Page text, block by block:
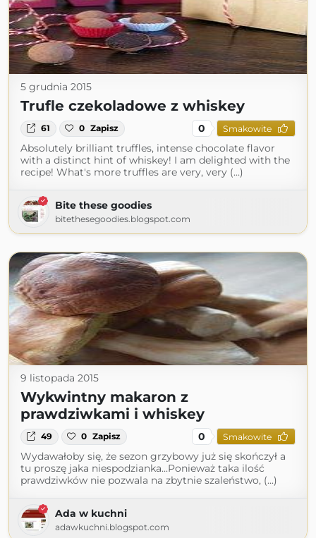
5 grudnia 2015
Trufle czekoladowe z whiskey
61 0 Zapisz 0 Smakowite
Absolutely brilliant truffles, intense chocolate flavor
with a distinct hint of whiskey! I am delighted with the
recipe! What's more truffles are very, very (...)
Bite these goodies
bitethesegoodies.blogspot.com
9 listopada 2015
Wykwintny makaron z
prawdziwkami i whiskey
49 0 Zapisz 0 Smakowite
Wydawałoby się, że sezon grzybowy już się skończył a
tu proszę jaka niespodzianka...Ponieważ taka ilość
prawdziwków nie pozwala na zbytnie szaleństwo, (...)
Ada w kuchni
adawkuchni.blogspot.com